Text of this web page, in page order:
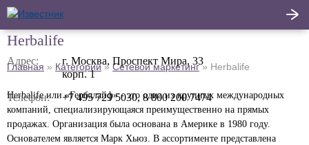
Адрес:
г. Москва, Проспект Мира, 33
корп. 1
Телефон:
+7 495 729 5030, 8 800 200 7474
Herbalife
Главная » Категории» Сетевой маркетинг» Herbalife
Herbalife или «Гербалайф» - это одна из крупных международных
компаний, специализирующаяся преимущественно на прямых
продажах. Организация была основана в Америке в 1980 году.
Основателем является Марк Хьюз. В ассортименте представлена
отзыв
Главная
Актуальные новости
Статьи